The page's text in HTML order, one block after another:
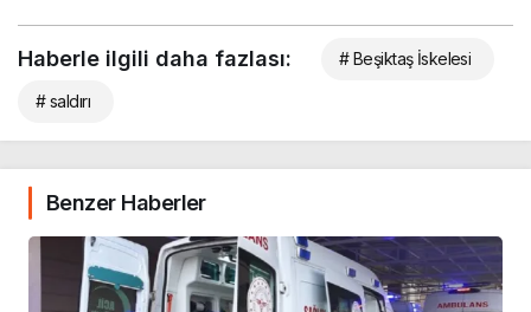
Haberle ilgili daha fazlası: # Beşiktaş İskelesi
# saldırı
Benzer Haberler